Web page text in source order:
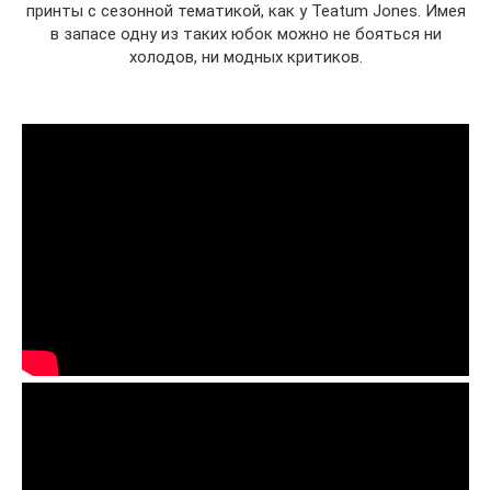
принты с сезонной тематикой, как у Teatum Jones. Имея
в запасе одну из таких юбок можно не бояться ни
холодов, ни модных критиков.